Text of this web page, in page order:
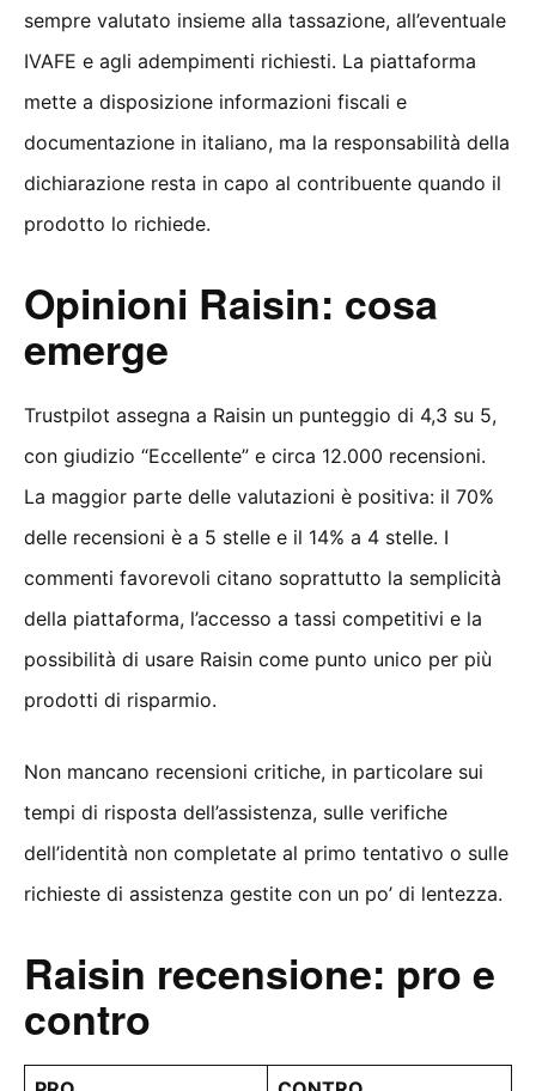
sempre valutato insieme alla tassazione, all’eventuale
IVAFE e agli adempimenti richiesti. La piattaforma
mette a disposizione informazioni fiscali e
documentazione in italiano, ma la responsabilità della
dichiarazione resta in capo al contribuente quando il
prodotto lo richiede.
Opinioni Raisin: cosa
emerge
Trustpilot assegna a Raisin un punteggio di 4,3 su 5,
con giudizio “Eccellente” e circa 12.000 recensioni.
La maggior parte delle valutazioni è positiva: il 70%
delle recensioni è a 5 stelle e il 14% a 4 stelle. I
commenti favorevoli citano soprattutto la semplicità
della piattaforma, l’accesso a tassi competitivi e la
possibilità di usare Raisin come punto unico per più
prodotti di risparmio.
Non mancano recensioni critiche, in particolare sui
tempi di risposta dell’assistenza, sulle verifiche
dell’identità non completate al primo tentativo o sulle
richieste di assistenza gestite con un po’ di lentezza.
Raisin recensione: pro e
contro